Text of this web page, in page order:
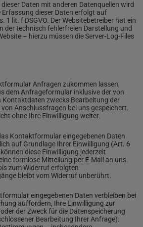
Daten mit anderen Datenquellen wird
dieser Daten erfolgt auf
1 lit. f DSGVO. Der Websitebetreiber hat ein
der technisch fehlerfreien Darstellung und
– hierzu müssen die Server-Log-Files
Anfragen zukommen lassen,
dem Anfrageformular inklusive der von
Kontaktdaten zwecks Bearbeitung der
Anschlussfragen bei uns gespeichert.
ohne Ihre Einwilligung weiter.
Kontaktformular eingegebenen Daten
auf Grundlage Ihrer Einwilligung (Art. 6
diese Einwilligung jederzeit
formlose Mitteilung per E-Mail an uns.
zum Widerruf erfolgten
bleibt vom Widerruf unberührt.
eingegebenen Daten verbleiben bei
auffordern, Ihre Einwilligung zur
der Zweck für die Datenspeicherung
Bearbeitung Ihrer Anfrage).